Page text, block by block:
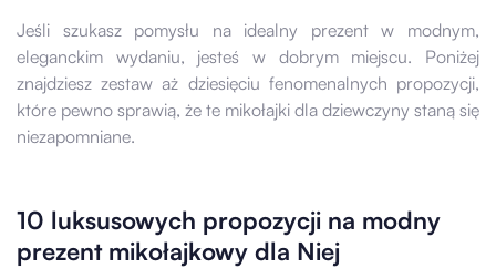
Jeśli szukasz pomysłu na idealny prezent w modnym,
eleganckim wydaniu, jesteś w dobrym miejscu. Poniżej
znajdziesz zestaw aż dziesięciu fenomenalnych propozycji,
które pewno sprawią, że te mikołajki dla dziewczyny staną się
niezapomniane.
10 luksusowych propozycji na modny
prezent mikołajkowy dla Niej